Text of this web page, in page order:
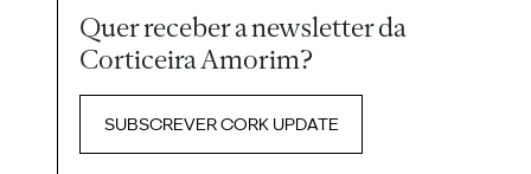
Quer receber a newsletter da
Corticeira Amorim?
SUBSCREVER CORK UPDATE